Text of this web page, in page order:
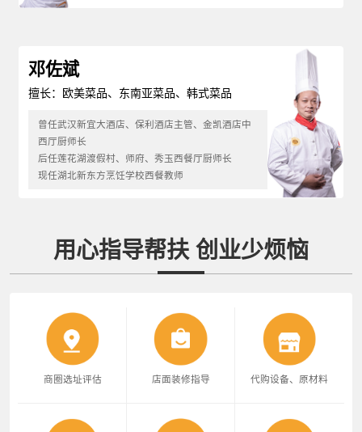
邓佐斌
擅长：欧美菜品、东南亚菜品、韩式菜品
曾任武汉新宜大酒店、保利酒店主管、金凯酒店中
西厅厨师长
后任莲花湖渡假村、师府、秀玉西餐厅厨师长
现任湖北新东方烹饪学校西餐教师
用心指导帮扶 创业少烦恼
商圈选址评估 店面装修指导 代购设备、原材料